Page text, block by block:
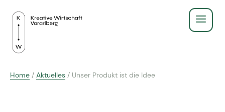
Service
Recht & Gesetz
Home / Aktuelles / Unser Produkt ist die Idee